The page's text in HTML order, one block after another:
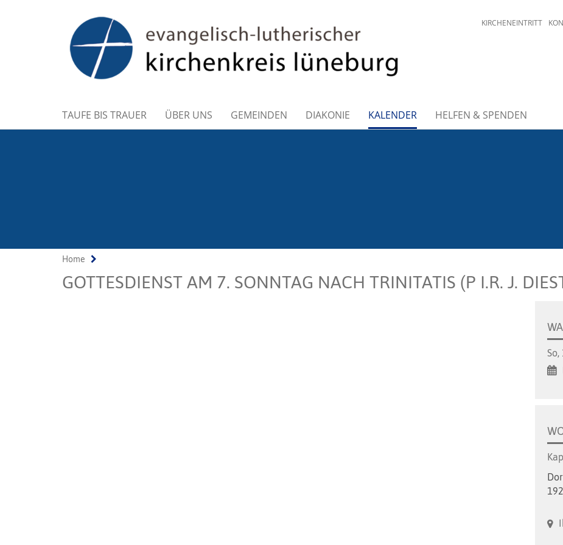
KIRCHENEINTRITT
TAUFE BIS TRAUER ÜBER UNS GEMEINDEN DIAKONIE KALENDER HELFEN & SPENDEN
Home
GOTTESDIENST AM 7. SONNTAG NACH TRINITATIS (P I.R. J.